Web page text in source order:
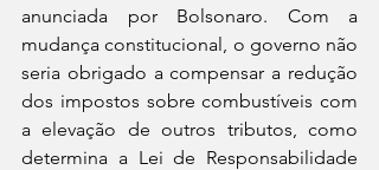
anunciada por Bolsonaro. Com a
mudança constitucional, o governo não
seria obrigado a compensar a redução
dos impostos sobre combustíveis com
a elevação de outros tributos, como
determina a Lei de Responsabilidade